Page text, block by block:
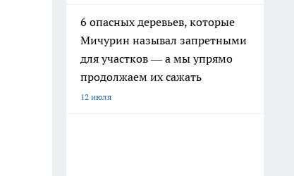
6 опасных деревьев, которые
Мичурин называл запретными
для участков — а мы упрямо
продолжаем их сажать
12 июля